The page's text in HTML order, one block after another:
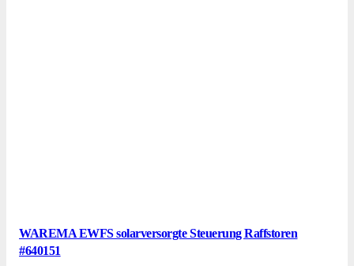
WAREMA EWFS solarversorgte Steuerung Raffstoren
#640151